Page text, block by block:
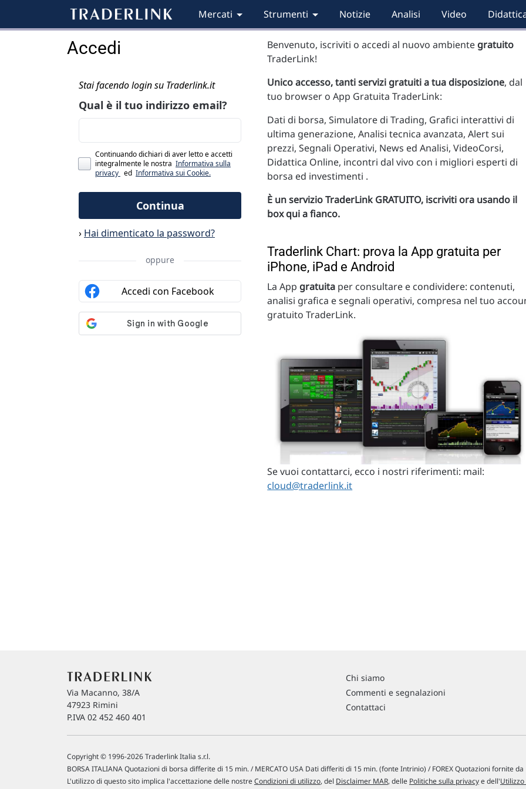
Mercati Strumenti Notizie Analisi Video
Accedi Benvenuto, iscriviti o accedi al nuovo ambiente gratuito
TraderLink!
Unico accesso, tanti servizi gratuiti a tua disposizione, dal
tuo browser o App Gratuita TraderLink:
Dati di borsa, Simulatore di Trading, Grafici interattivi di
ultima generazione, Analisi tecnica avanzata, Alert sui
prezzi, Segnali Operativi, News ed Analisi, VideoCorsi,
Didattica Online, incontri dal vivo con i migliori esperti di
borsa ed investimenti .
È un servizio TraderLink GRATUITO, iscriviti ora usando il
box qui a fianco.
Traderlink Chart: prova la App gratuita per
iPhone, iPad e Android
La App gratuita per consultare e condividere: contenuti,
analisi grafica e segnali operativi, compresa nel tuo
gratuito TraderLink.
Se vuoi contattarci, ecco i nostri riferimenti: mail:
cloud@traderlink.it
Via Macanno, 38/A
47923 Rimini
P.IVA 02 452 460 401
Chi siamo
Commenti e segnalazioni
Contattaci
Copyright © 1996-2026 Traderlink Italia s.r.l.
BORSA ITALIANA Quotazioni di borsa differite di 15 min. / MERCATO USA Dati differiti di 15 min. (fonte Intrinio) / FOREX Quotazioni fornite da
L'utilizzo di questo sito implica l'accettazione delle nostreCondizioni di utilizzo, del Disclaimer MAR, delle Politiche sulla privacye dell'